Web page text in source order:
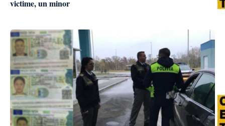
victime, un minor